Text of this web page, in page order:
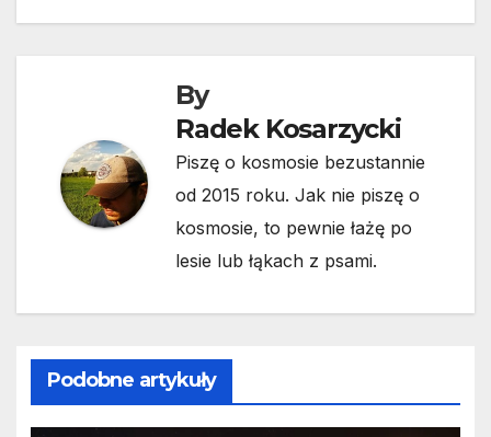
By
Radek Kosarzycki
Piszę o kosmosie bezustannie
od 2015 roku. Jak nie piszę o
kosmosie, to pewnie łażę po
lesie lub łąkach z psami.
Podobne artykuły